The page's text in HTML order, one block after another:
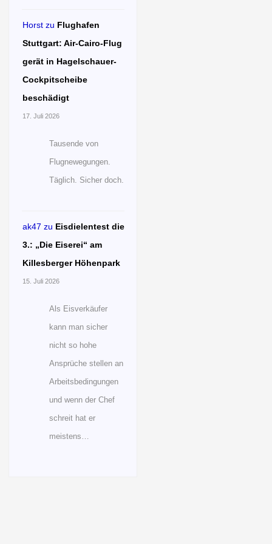
Horstzu Flughafen
Stuttgart: Air-Cairo-Flug
gerät in Hagelschauer-
Cockpitscheibe
beschädigt
17. Juli 2026
Tausende von
Flugnewegungen.
Täglich. Sicher doch.
ak47 zu Eisdielentest die
3.: „Die Eiserei“ am
Killesberger Höhenpark
15. Juli 2026
Als Eisverkäufer
kann man sicher
nicht so hohe
Ansprüche stellen an
Arbeitsbedingungen
und wenn der Chef
schreit hat er
meistens…